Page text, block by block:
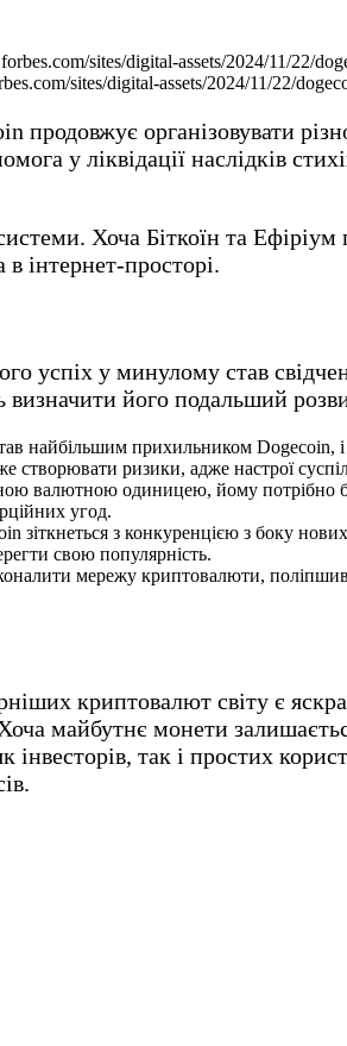
sites/digital-assets/2024/11/22/
організовувати
у ліквідації наслідків
Хоча Біткоїн та
інтернет-просторі.
успіх у минулому став
визначити його подальший
найбільшим прихильником
створювати ризики, адже настрої
валютною одиницею, йому потрібно
угод.
зіткнеться з конкуренцією з боку
свою популярність.
мережу криптовалюти,
криптовалют світу є
майбутнє монети
так і простих